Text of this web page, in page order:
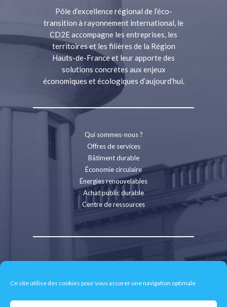
Ce site utilise des cookies pour vous assurer une navigation optimale
Pôle d’excellence régional de l’éco-
transition à rayonnement international, le
CD2E accompagne les entreprises, les
territoires et les filières de la Région
Hauts-de-France et leur apporte des
solutions concrètes aux enjeux
économiques et écologiques d’aujourd’hui.
Qui sommes-nous ?
Offres de services
Bâtiment durable
Économie circulaire
Énergies renouvelables
Achat public durable
Centre de ressources
Contact
Espace presse